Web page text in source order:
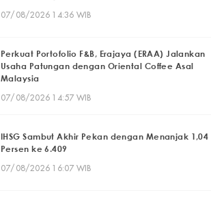
07/08/2026 14:36 WIB
Perkuat Portofolio F&B, Erajaya (ERAA) Jalankan
Usaha Patungan dengan Oriental Coffee Asal
Malaysia
07/08/2026 14:57 WIB
IHSG Sambut Akhir Pekan dengan Menanjak 1,04
Persen ke 6.409
07/08/2026 16:07 WIB